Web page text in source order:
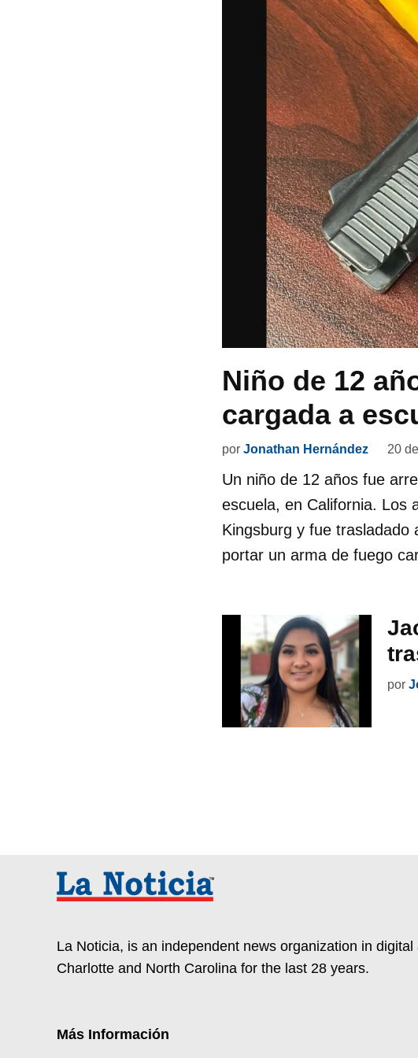
Niño de 12
cargada a
por Jonathan Hernández 20
Un niño de 12 años fue
escuela, en California. Los
Kingsburg y fue
portar un arma de fuego
por
La Noticia, is an independent news organization in
Charlotte and North Carolina for the last 28 years.
Más Información